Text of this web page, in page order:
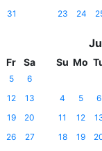
31
23
24
Fr Sa
5
6
12
13
19
20
26
27
Su Mo
4
5 6
11
12
18
19